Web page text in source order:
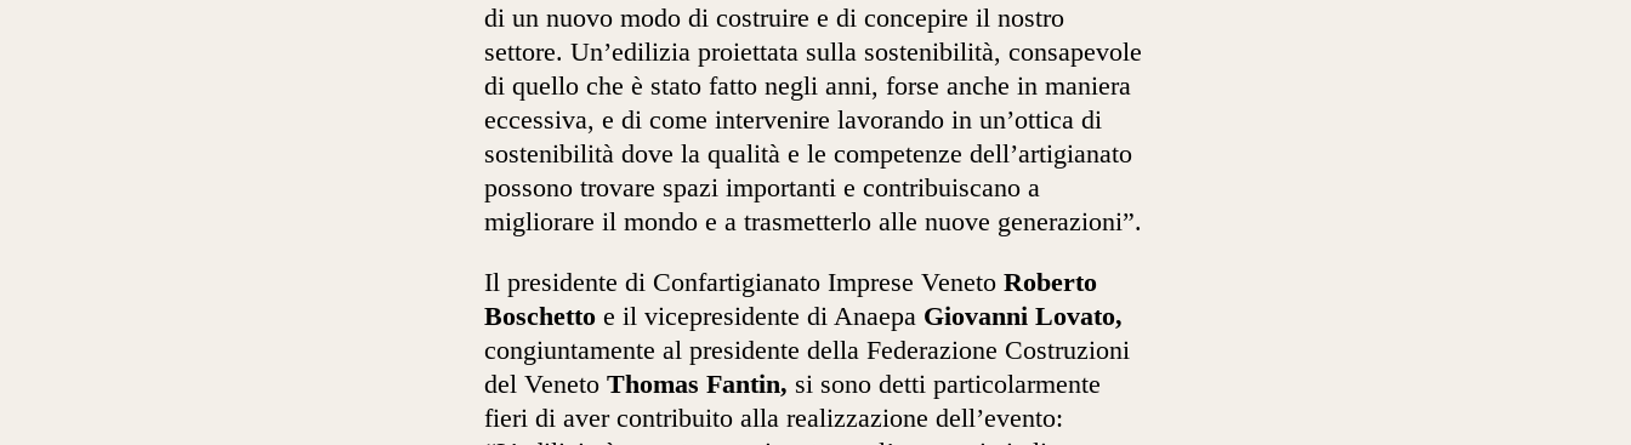
di un nuovo modo di costruire e di concepire il nostro
settore. Un’edilizia proiettata sulla sostenibilità, consapevole
di quello che è stato fatto negli anni, forse anche in maniera
eccessiva, e di come intervenire lavorando in un’ottica di
sostenibilità dove la qualità e le competenze dell’artigianato
possono trovare spazi importanti e contribuiscano a
migliorare il mondo e a trasmetterlo alle nuove generazioni”.
Il presidente di Confartigianato Imprese Veneto Roberto
Boschetto e il vicepresidente di Anaepa Giovanni Lovato,
congiuntamente al presidente della Federazione Costruzioni
del Veneto Thomas Fantin, si sono detti particolarmente
fieri di aver contribuito alla realizzazione dell’evento: